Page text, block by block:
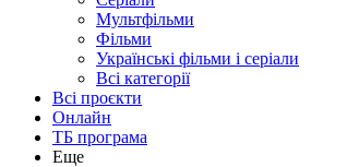
Мультфільми
Фільми
Українські фільми і серіали
Всі категорії
Всі проєкти
Онлайн
ТБ програма
Еще